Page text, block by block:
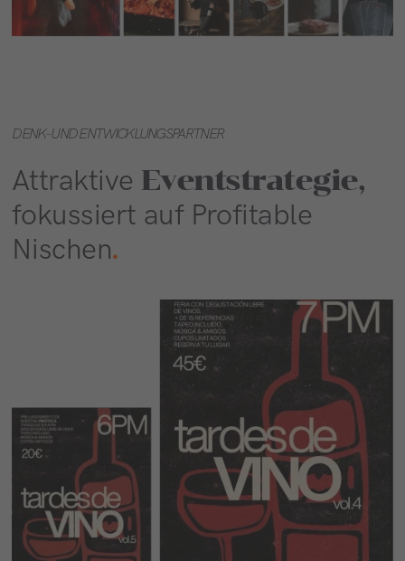
DENK- UND ENTWICKLUNGSPARTNER
Attraktive Eventstrategie,
fokussiert auf Profitable
Nischen.